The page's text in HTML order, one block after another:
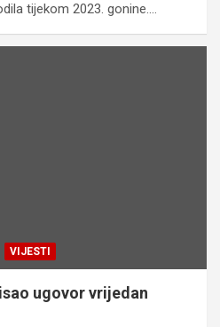
tijekom 2023. gonine.…
VIJESTI
ugovor vrijedan